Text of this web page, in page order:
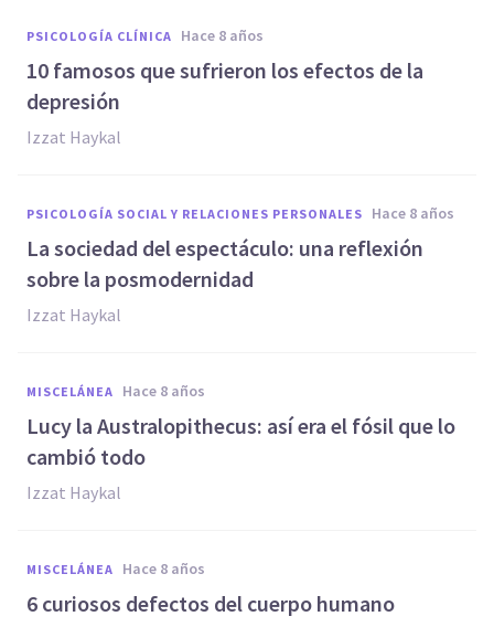
PSICOLOGÍA CLÍNICA hace 8 años
10 famosos que sufrieron los efectos de la
depresión
Izzat Haykal
PSICOLOGÍA SOCIAL Y RELACIONES PERSONALES hace 8 años
La sociedad del espectáculo: una reflexión
sobre la posmodernidad
Izzat Haykal
MISCELÁNEA hace 8 años
Lucy la Australopithecus: así era el fósil que lo
cambió todo
Izzat Haykal
MISCELÁNEA hace 8 años
6 curiosos defectos del cuerpo humano